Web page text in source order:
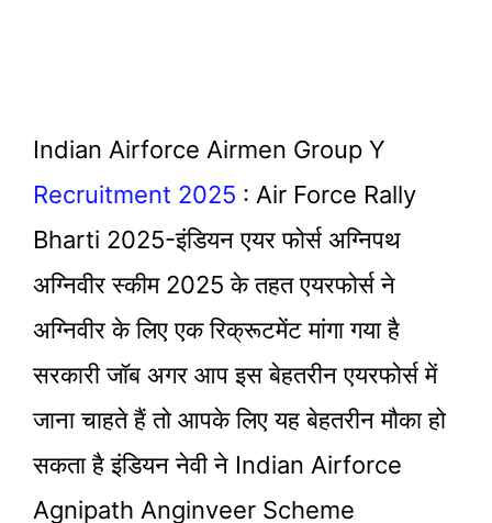
Indian Airforce Airmen Group Y
Recruitment 2025 : Air Force Rally
Bharti 2025-इंडियन एयर फोर्स अग्निपथ
अग्निवीर स्कीम 2025 के तहत एयरफोर्स ने
अग्निवीर के लिए एक रिक्रूटमेंट मांगा गया है
सरकारी जॉब अगर आप इस बेहतरीन एयरफोर्स में
जाना चाहते हैं तो आपके लिए यह बेहतरीन मौका हो
सकता है इंडियन नेवी ने Indian Airforce
Agnipath Anginveer Scheme